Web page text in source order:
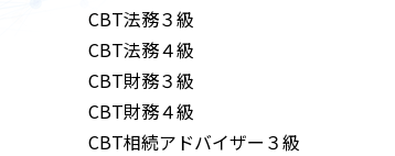
CBT法務３級
CBT法務４級
CBT財務３級
CBT財務４級
CBT相続アドバイザー３級